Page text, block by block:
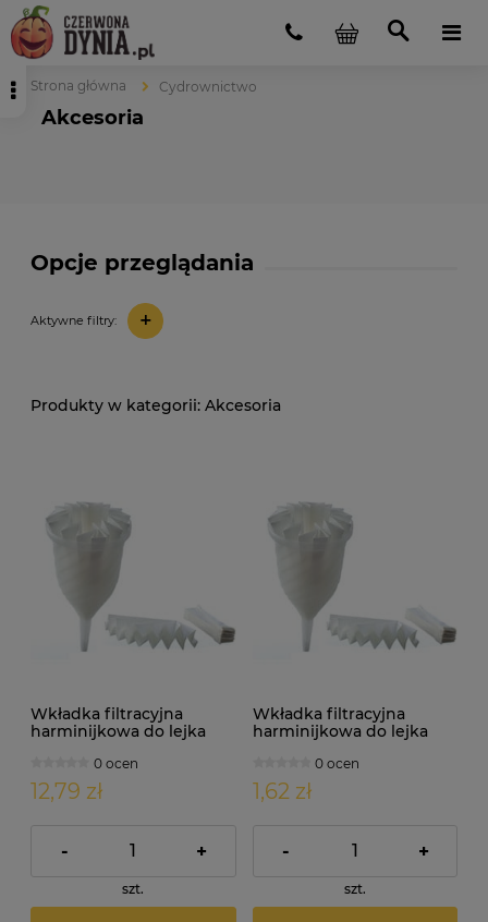
Strona główna Cydrownictwo
Akcesoria
Opcje przeglądania
Aktywne filtry: +
Akcesoria
Wkładka filtracyjna
harminijkowa do lejka
Średnica: 12cm x 10szt
0 ocen
12,79 zł
- +
szt.
Wkładka filtracyjna
harminijkowa do lejka
Średnica: 15cm
0 ocen
1,62 zł
- +
szt.